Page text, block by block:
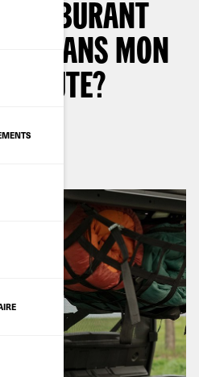
CARBURANT
DANS MON
ROUTE?
2024